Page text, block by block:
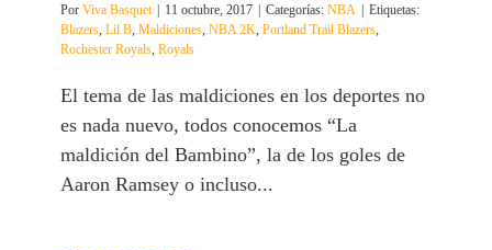
Por Viva Basquet 11 octubre, 2017 Categorías: NBA
Etiquetas:
Blazers, Lil B, Maldiciones, NBA 2K, Portland Trail Blazers,
Rochester Royals, Royals
El tema de las maldiciones en los deportes no
es nada nuevo, todos conocemos “La
maldición del Bambino”, la de los goles de
Aaron Ramsey o incluso...